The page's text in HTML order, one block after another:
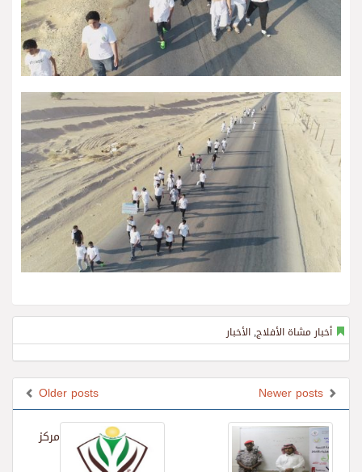
أخبار مشاة الأفلاج, الأخبار
Older posts
مركز